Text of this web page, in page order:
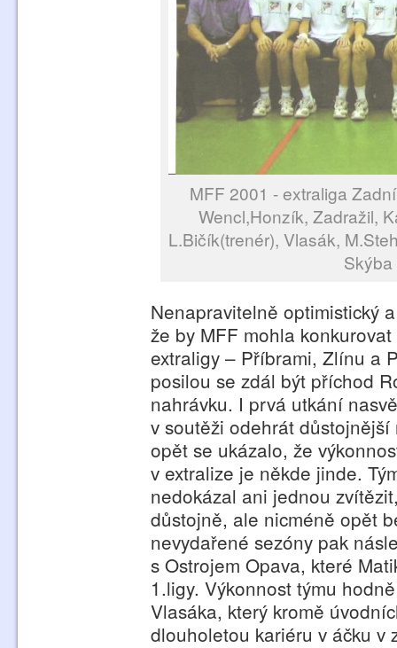
MFF 2001 - extraliga
Wencl,Honzík, Zadražil,
L.Bičík(trenér), Vlasák,
Nenapravitelně optimistický
že by MFF mohla
extraligy – Příbrami, Zlínu a
posilou se zdál být příchod
nahrávku. I prvá utkání
v soutěži odehrát
opět se ukázalo, že
v extralize je někde jinde.
nedokázal ani jednou
důstojně, ale nicméně opět
nevydařené sezóny pak
s Ostrojem Opava, které
1.ligy. Výkonnost týmu
Vlasáka, který kromě
dlouholetou kariéru v áčku v